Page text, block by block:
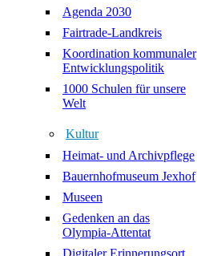
Agenda 2030
Fairtrade-Landkreis
Koordination kommunaler
Entwicklungspolitik
1000 Schulen für unsere
Welt
Kultur
Heimat- und Archivpflege
Bauernhofmuseum Jexhof
Museen
Gedenken an das
Olympia-Attentat
Digitaler Erinnerungsort